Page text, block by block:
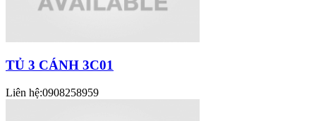
TỦ 3 CÁNH 3C01
Liên hệ:0908258959